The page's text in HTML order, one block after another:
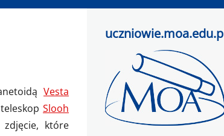
Vesta
Slooh
zdjęcie, które